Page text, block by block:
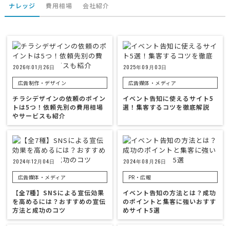
ナレッジ 費用相場 会社紹介
2026年01月26日
広告制作・デザイン
チラシデザインの依頼のポイン
トは5つ！依頼先別の費用相場
やサービスも紹介
2025年09月03日
広告媒体・メディア
イベント告知に使えるサイト5
選！集客するコツを徹底解説
2024年12月04日
広告媒体・メディア
【全7種】SNSによる宣伝効果
を高めるには？おすすめの宣伝
方法と成功のコツ
2024年08月26日
PR・広報
イベント告知の方法とは？成功
のポイントと集客に強いおすす
めサイト5選